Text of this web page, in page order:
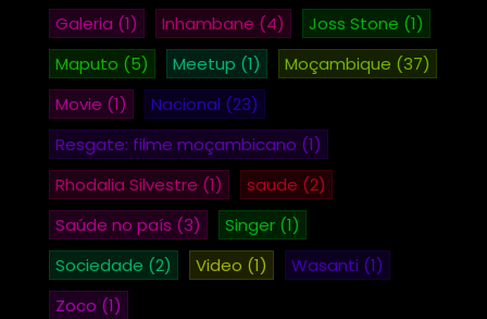
Galeria (1) Inhambane (4) Joss Stone (1)
Maputo (5) Meetup (1) Moçambique (37)
Movie (1) Nacional (23)
Resgate: filme moçambicano (1)
Rhodalia Silvestre (1) saude (2)
Saúde no país (3) Singer (1)
Sociedade (2) Video (1) Wasanti (1)
Zoco (1)